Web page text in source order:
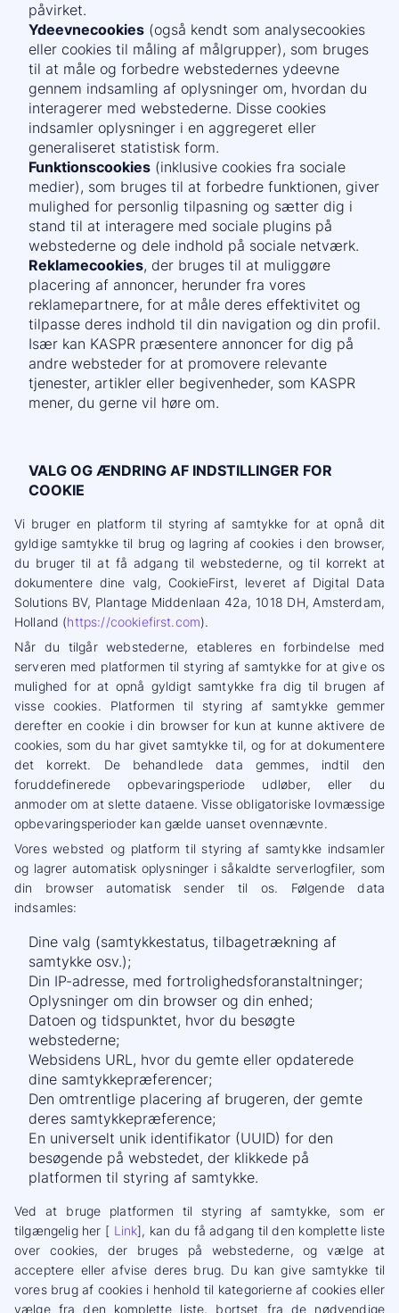
påvirket.
Ydeevnecookies (også kendt som analysecookies
eller cookies til måling af målgrupper), som bruges
til at måle og forbedre webstedernes ydeevne
gennem indsamling af oplysninger om, hvordan du
interagerer med webstederne. Disse cookies
indsamler oplysninger i en aggregeret eller
generaliseret statistisk form.
Funktionscookies (inklusive cookies fra sociale
medier), som bruges til at forbedre funktionen, giver
mulighed for personlig tilpasning og sætter dig i
stand til at interagere med sociale plugins på
webstederne og dele indhold på sociale netværk.
Reklamecookies, der bruges til at muliggøre
placering af annoncer, herunder fra vores
reklamepartnere, for at måle deres effektivitet og
tilpasse deres indhold til din navigation og din profil.
Især kan KASPR præsentere annoncer for dig på
andre websteder for at promovere relevante
tjenester, artikler eller begivenheder, som KASPR
mener, du gerne vil høre om.
VALG OG ÆNDRING AF INDSTILLINGER FOR
COOKIE
Vi bruger en platform til styring af samtykke for at opnå dit
gyldige samtykke til brug og lagring af cookies i den browser,
du bruger til at få adgang til webstederne, og til korrekt at
dokumentere dine valg, CookieFirst, leveret af Digital Data
Solutions BV, Plantage Middenlaan 42a, 1018 DH, Amsterdam,
Holland (https://cookiefirst.com).
Når du tilgår webstederne, etableres en forbindelse med
serveren med platformen til styring af samtykke for at give os
mulighed for at opnå gyldigt samtykke fra dig til brugen af
visse cookies. Platformen til styring af samtykke gemmer
derefter en cookie i din browser for kun at kunne aktivere de
cookies, som du har givet samtykke til, og for at dokumentere
det korrekt. De behandlede data gemmes, indtil den
foruddefinerede opbevaringsperiode udløber, eller du
anmoder om at slette dataene. Visse obligatoriske lovmæssige
opbevaringsperioder kan gælde uanset ovennævnte.
Vores websted og platform til styring af samtykke indsamler
og lagrer automatisk oplysninger i såkaldte serverlogfiler, som
din browser automatisk sender til os. Følgende data
indsamles:
Dine valg (samtykkestatus, tilbagetrækning af
samtykke osv.);
Din IP-adresse, med fortrolighedsforanstaltninger;
Oplysninger om din browser og din enhed;
Datoen og tidspunktet, hvor du besøgte
webstederne;
Websidens URL, hvor du gemte eller opdaterede
dine samtykkepræferencer;
Den omtrentlige placering af brugeren, der gemte
deres samtykkepræference;
En universelt unik identifikator (UUID) for den
besøgende på webstedet, der klikkede på
platformen til styring af samtykke.
Ved at bruge platformen til styring af samtykke, som er
tilgængelig her [ Link], kan du få adgang til den komplette liste
over cookies, der bruges på webstederne, og vælge at
acceptere eller afvise deres brug. Du kan give samtykke til
vores brug af cookies i henhold til kategorierne af cookies eller
vælge fra den komplette liste, bortset fra de nødvendige